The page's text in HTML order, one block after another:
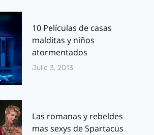
10 Películas de casas
malditas y niños
atormentados
Julio 3, 2013
Las romanas y rebeldes
mas sexys de Spartacus